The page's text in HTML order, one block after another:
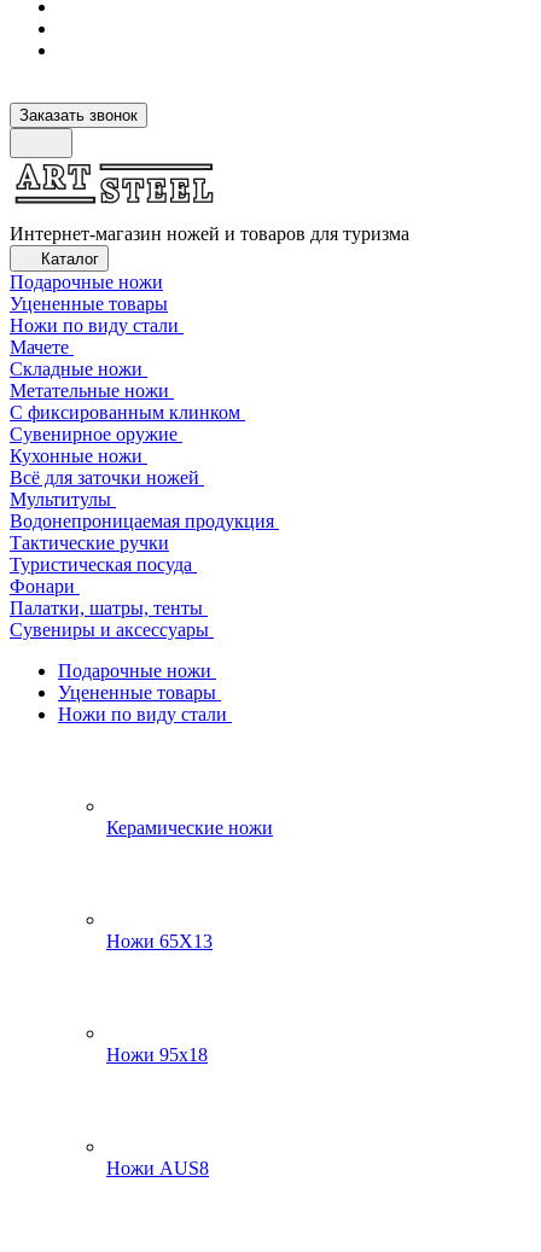
Заказать звонок
Интернет-магазин ножей и товаров для туризма
Каталог
Подарочные ножи
Уцененные товары
Ножи по виду стали
Мачете
Складные ножи
Метательные ножи
С фиксированным клинком
Сувенирное оружие
Кухонные ножи
Всё для заточки ножей
Мультитулы
Водонепроницаемая продукция
Тактические ручки
Туристическая посуда
Фонари
Палатки, шатры, тенты
Сувениры и аксессуары
Подарочные ножи
Уцененные товары
Ножи по виду стали
Керамические ножи
Ножи 65Х13
Ножи 95х18
Ножи AUS8